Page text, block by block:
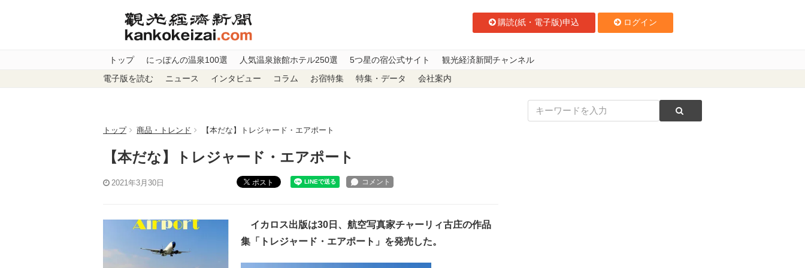
購読(紙・電子版)申込 ログイン
トップ にっぽんの温泉100選 人気温泉旅館ホテル250選 5つ星の宿公式サイト 観光経済新聞チャンネル
電子版を読む ニュース インタビュー コラム お宿特集 特集・データ 会社案内
トップ 商品・トレンド 【本だな】トレジャード・エアポート
【本だな】トレジャード・エアポート
2021年3月30日 ポスト
イカロス出版は30日、航空写真家チャーリィ古庄の作品
集「トレジャード・エアポート」を発売した。